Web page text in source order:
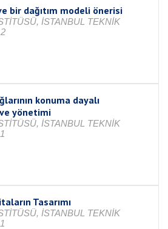
bir dağıtım modeli önerisi
İSTANBUL TEKNİK
konuma dayalı
yönetimi
İSTANBUL TEKNİK
Tasarımı
İSTANBUL TEKNİK